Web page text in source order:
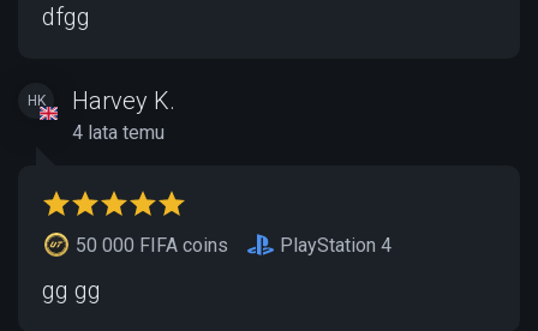
dfgg
HK Harvey K.
4 lata temu
50 000 FIFA coins PlayStation 4
gg gg